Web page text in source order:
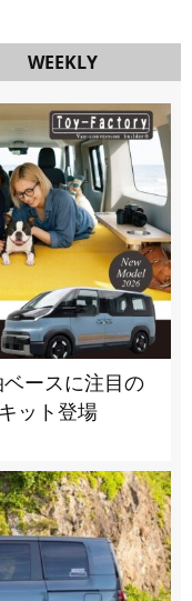
WEEKLY
ースに注目の
ット登場